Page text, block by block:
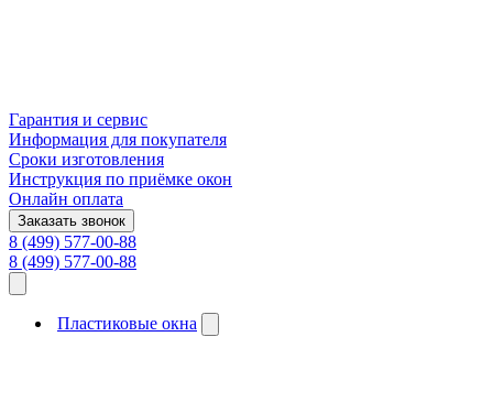
Гарантия и сервис
Информация для покупателя
Сроки изготовления
Инструкция по приёмке окон
Онлайн оплата
Заказать звонок
8 (499) 577-00-88
8 (499) 577-00-88
Пластиковые окна